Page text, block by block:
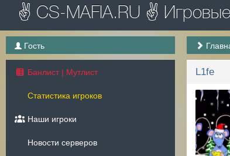
✌ CS-MAFIA.RU ✌
Гость
Банлист | Мутлист
Статистика игроков
Наши игроки
Новости серверов
L1fe